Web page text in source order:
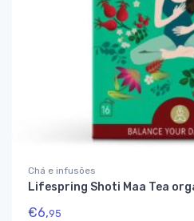
Chá e infusões
Lifespring Shoti Maa Tea
€6,95